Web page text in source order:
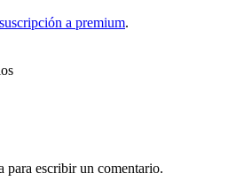
suscripción a premium.
para escribir un comentario.